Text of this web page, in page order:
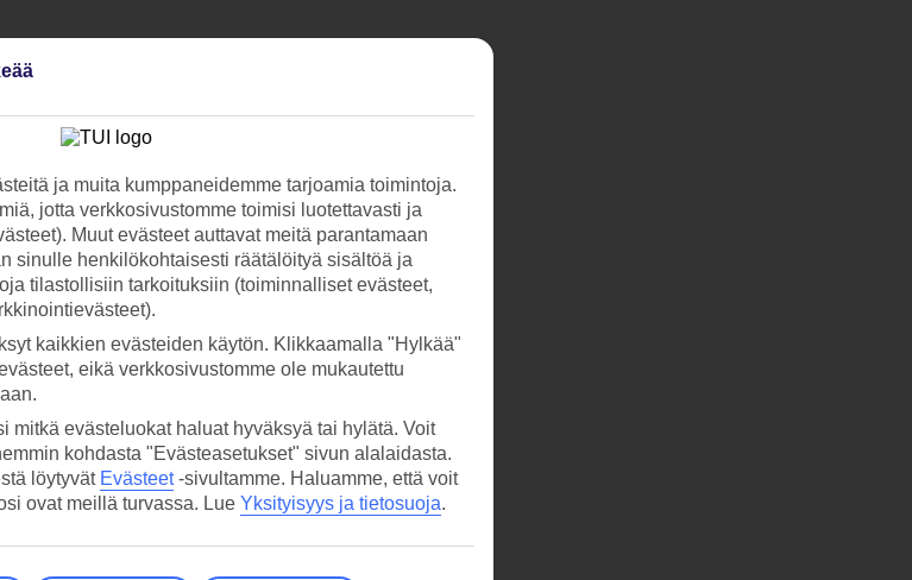
ja muita kumppaneidemme tarjoamia toimintoja.
jotta verkkosivustomme toimisi luotettavasti ja
Muut evästeet auttavat meitä parantamaan
sinulle henkilökohtaisesti räätälöityä sisältöä ja
tilastollisiin tarkoituksiin (toiminnalliset evästeet,
kaikkien evästeiden käytön. Klikkaamalla "Hylkää"
eikä verkkosivustomme ole mukautettu
mitkä evästeluokat haluat hyväksyä tai hylätä. Voit
kohdasta "Evästeasetukset" sivun alalaidasta.
löytyvät Evästeet-sivultamme. Haluamme, että voit
ovat meillä turvassa. Lue Yksityisyys ja tietosuoja.